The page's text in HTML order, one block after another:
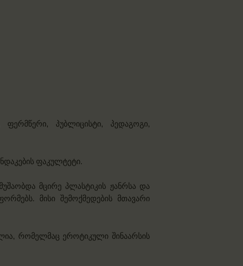
ფერმწერი, პუბლიცისტი, პედაგოგი,
ფაკულტეტი.
მცირე პლასტიკის ჟანრსა და
მისი შემოქმედების მთავარი
რომელმაც ეროტიკული შინაარსის